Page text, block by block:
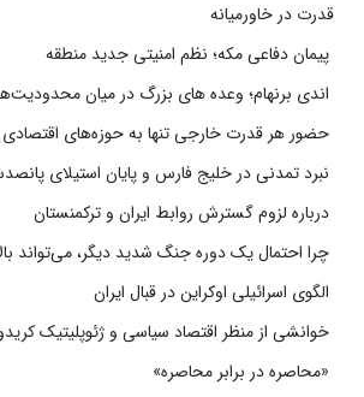
قدرت در خاورمیانه
پیمان دفاعی مکه؛ نظم امنیتی جدید منطقه
اندی برنهام؛ وعده های بزرگ در میان
حضور هر قدرت خارجی تنها به حوزه‌های
نبرد تمدنی در خلیج فارس و پایان استیلای
درباره لزوم گسترش روابط ایران و ترکمنستان
چرا احتمال یک دوره جنگ شدید دیگر، می‌تواند
الگوی اسرائیلی اوکراین در قبال ایران
خوانشی از منظر اقتصاد سیاسی و ژئوپلیتیک
«محاصره در برابر محاصره»